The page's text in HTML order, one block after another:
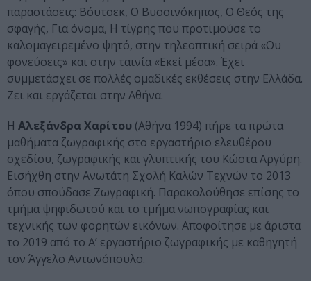
παραστάσεις: Βόυτσεκ, Ο Βυσσινόκηπος, Ο Θεός της
σφαγής, Για όνομα, Η τίγρης που προτιμούσε το
καλομαγειρεμένο ψητό, στην τηλεοπτική σειρά «Ου
φονεύσεις» και στην ταινία «Εκεί μέσα». Έχει
συμμετάσχει σε πολλές ομαδικές εκθέσεις στην Ελλάδα.
Ζει και εργάζεται στην Αθήνα.
Η Αλεξάνδρα Χαρίτου (Αθήνα 1994) πήρε τα πρώτα
μαθήματα ζωγραφικής στο εργαστήριο ελευθέρου
σχεδίου, ζωγραφικής και γλυπτικής του Κώστα Αργύρη.
Εισήχθη στην Ανωτάτη Σχολή Καλών Τεχνών το 2013
όπου σπούδασε Ζωγραφική. Παρακολούθησε επίσης το
τμήμα ψηφιδωτού και το τμήμα νωπογραφίας και
τεχνικής των φορητών εικόνων. Αποφοίτησε με άριστα
το 2019 από το Α’ εργαστήριο ζωγραφικής με καθηγητή
τον Άγγελο Αντωνόπουλο.